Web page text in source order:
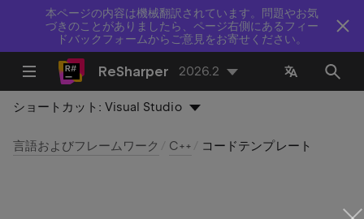
本ページの内容は機械翻訳されています。問題やお気
づきのことがありましたら、ページ右側にあるフィー
ドバックフォームからご意見をお寄せください。
ReSharper 2026.2
ショートカット:Visual Studio
言語およびフレームワーク C++ コードテンプレート